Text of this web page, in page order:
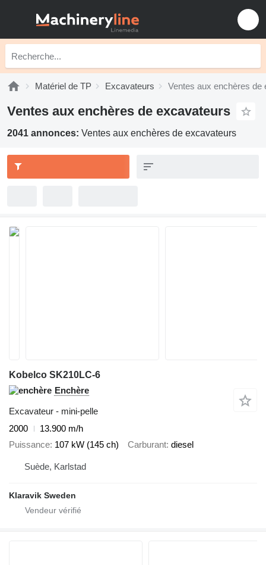
Matériel de TP Excavateurs Ventes aux enchères de
Ventes aux enchères de excavateurs
2041 annonces: Ventes aux enchères de excavateurs
Kobelco SK210LC-6
Enchère
Excavateur - mini-pelle
2000
13.900 m/h
Puissance 107 kW (145 ch) Carburant diesel
Suède, Karlstad
Klaravik Sweden